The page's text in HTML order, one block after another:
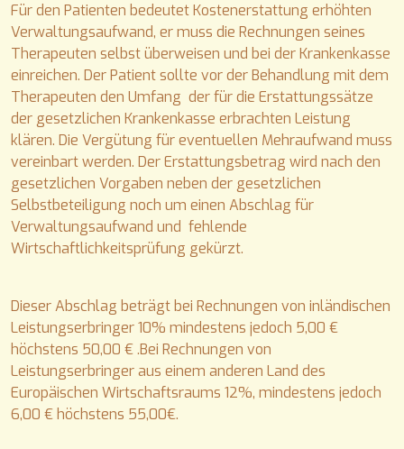
Für den Patienten bedeutet Kostenerstattung erhöhten
Verwaltungsaufwand, er muss die Rechnungen seines
Therapeuten selbst überweisen und bei der Krankenkasse
einreichen. Der Patient sollte vor der Behandlung mit dem
Therapeuten den Umfang der für die Erstattungssätze
der gesetzlichen Krankenkasse erbrachten Leistung
klären. Die Vergütung für eventuellen Mehraufwand muss
vereinbart werden. Der Erstattungsbetrag wird nach den
gesetzlichen Vorgaben neben der gesetzlichen
Selbstbeteiligung noch um einen Abschlag für
Verwaltungsaufwand und fehlende
Wirtschaftlichkeitsprüfung gekürzt.
Dieser Abschlag beträgt bei Rechnungen von inländischen
Leistungserbringer 10% mindestens jedoch 5,00 €
höchstens 50,00 € .Bei Rechnungen von
Leistungserbringer aus einem anderen Land des
Europäischen Wirtschaftsraums 12%, mindestens jedoch
6,00 € höchstens 55,00€.